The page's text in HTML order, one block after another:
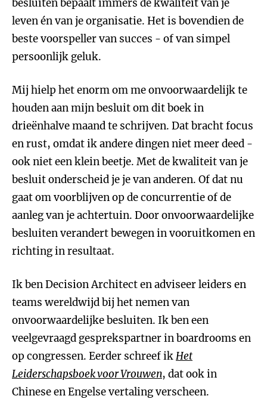
besluiten bepaalt immers de kwaliteit van je
leven én van je organisatie. Het is bovendien de
beste voorspeller van succes - of van simpel
persoonlijk geluk.
Mij hielp het enorm om me onvoorwaardelijk te
houden aan mijn besluit om dit boek in
drieënhalve maand te schrijven. Dat bracht focus
en rust, omdat ik andere dingen niet meer deed -
ook niet een klein beetje. Met de kwaliteit van je
besluit onderscheid je je van anderen. Of dat nu
gaat om voorblijven op de concurrentie of de
aanleg van je achtertuin. Door onvoorwaardelijke
besluiten verandert bewegen in vooruitkomen en
richting in resultaat.
Ik ben Decision Architect en adviseer leiders en
teams wereldwijd bij het nemen van
onvoorwaardelijke besluiten. Ik ben een
veelgevraagd gesprekspartner in boardrooms en
op congressen. Eerder schreef ikHet
Leiderschapsboek voor Vrouwen, dat ook in
Chinese en Engelse vertaling verscheen.